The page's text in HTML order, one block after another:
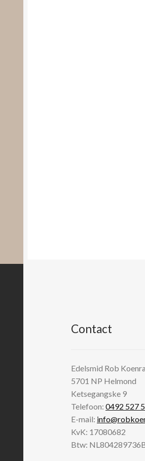
Contact
Edelsmid Rob
5701 NP Helmond
Ketsegangske 9
Telefoon:0492 527
E-mail:
KvK: 17080682
Btw: